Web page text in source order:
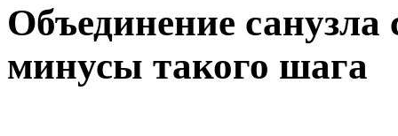
Объединение
минусы такого шага